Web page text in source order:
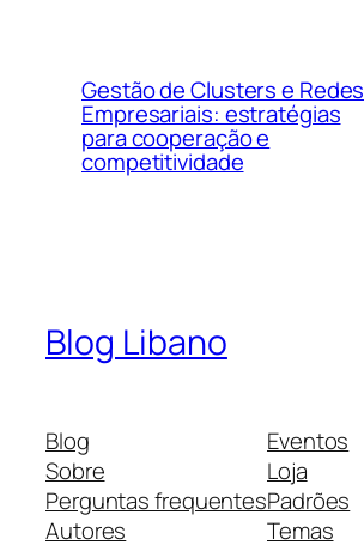
Gestão de Clusters e Redes
Empresariais: estratégias
para cooperação e
competitividade
Blog Libano
Blog
Sobre
Perguntas frequentes
Autores
Eventos
Loja
Padrões
Temas